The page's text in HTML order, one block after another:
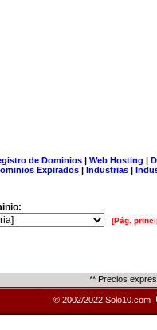
de Dominios| Web Hosting |
Expirados | Industrias |
[Pág.
** Precios
© 2002/2022 Solo10.com